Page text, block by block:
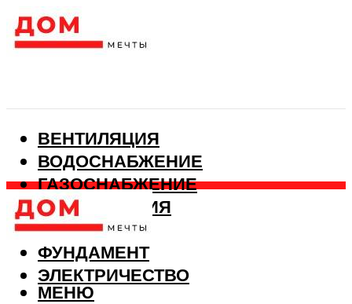
ВЕНТИЛЯЦИЯ
ВОДОСНАБЖЕНИЕ
ГАЗОСНАБЖЕНИЕ
КАНАЛИЗАЦИЯ
ОТОПЛЕНИЕ
ФУНДАМЕНТ
ЭЛЕКТРИЧЕСТВО
МЕНЮ